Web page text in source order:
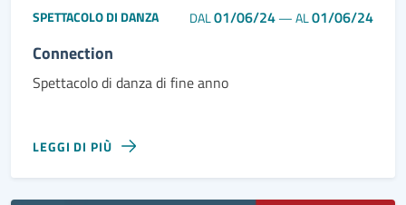
SPETTACOLO DI DANZA DAL01/06/24—AL01/06/24
Connection
Spettacolo di danza di fine anno
LEGGI DI PIÙ